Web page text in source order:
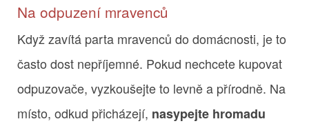
Na odpuzení mravenců
Když zavítá parta mravenců do domácnosti, je to
často dost nepříjemné. Pokud nechcete kupovat
odpuzovače, vyzkoušejte to levně a přírodně. Na
místo, odkud přicházejí, nasypejte hromadu